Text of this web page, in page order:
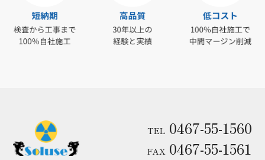
TEL 0467-55-1560
FAX 0467-55-1561